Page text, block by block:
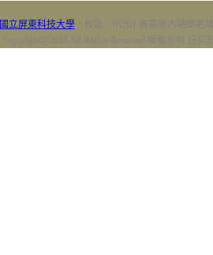
國立屏東科技大學‧校址：91201 屏東縣內埔鄉老